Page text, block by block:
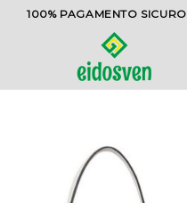
100% PAGAMENTO SICURO